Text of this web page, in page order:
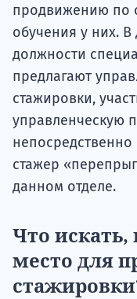
продвижению по
обучения у них.
должности
предлагают
стажировки,
управленческую
стажер
данном отделе.
Что
место для